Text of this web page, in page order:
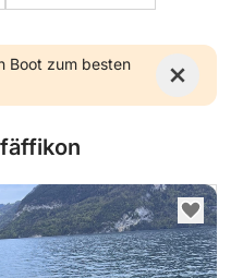
Boot zum besten